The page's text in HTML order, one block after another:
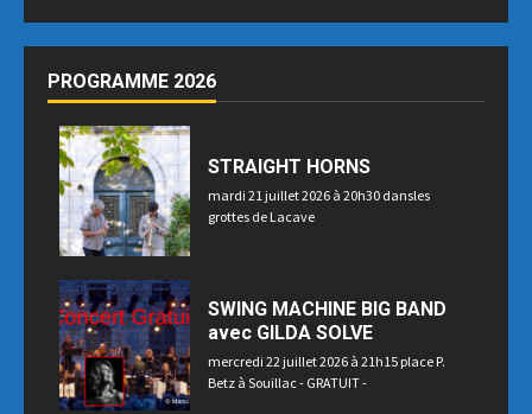
PROGRAMME 2026
STRAIGHT HORNS
mardi 21 juillet 2026 à 20h30 dansles
grottes de Lacave
SWING MACHINE BIG BAND
avec GILDA SOLVE
mercredi 22 juillet 2026 à 21h15 place P.
Betz à Souillac - GRATUIT -